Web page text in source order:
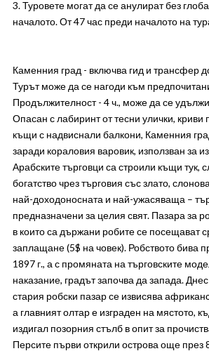
3. Туровете могат да се анулират без
началото. От 47 час преди началото на
Каменния град - включва гид и трансфер
Турът може да се нагоди към
Продължителност - 4 ч., може да се
Опасан с лабиринт от тесни улички, криви
къщи с надвиснали балкони, Каменния
заради кораловия варовик, използван за
Арабските търговци са строили къщи тук,
богатство чрез търговия със злато,
най-доходоносната и най-ужасяваща –
предназначени за целия свят. Пазара за
в които са държани робите се посещават
заплащане (5$ на човек). Робството бива
1897 г., а с промяната на търговските
наказание, градът започва да запада.
стария робски пазар се извисява
а главният олтар е изграден на мястото,
издигал позорния стълб в опит за
Персите първи открили острова още през